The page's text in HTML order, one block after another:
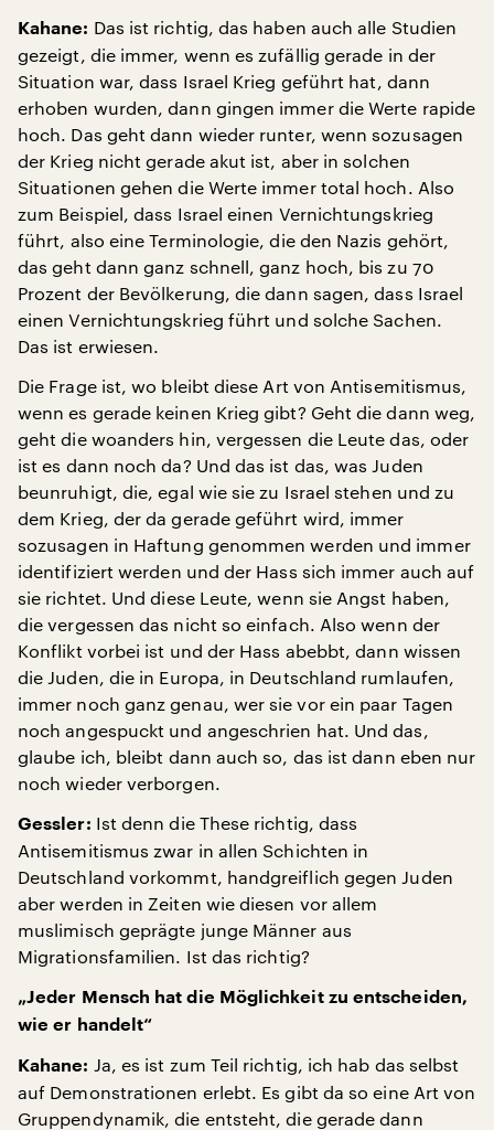
Kahane: Das ist richtig, das haben auch alle Studien
gezeigt, die immer, wenn es zufällig gerade in der
Situation war, dass Israel Krieg geführt hat, dann
erhoben wurden, dann gingen immer die Werte rapide
hoch. Das geht dann wieder runter, wenn sozusagen
der Krieg nicht gerade akut ist, aber in solchen
Situationen gehen die Werte immer total hoch. Also
zum Beispiel, dass Israel einen Vernichtungskrieg
führt, also eine Terminologie, die den Nazis gehört,
das geht dann ganz schnell, ganz hoch, bis zu 70
Prozent der Bevölkerung, die dann sagen, dass Israel
einen Vernichtungskrieg führt und solche Sachen.
Das ist erwiesen.
Die Frage ist, wo bleibt diese Art von Antisemitismus,
wenn es gerade keinen Krieg gibt? Geht die dann weg,
geht die woanders hin, vergessen die Leute das, oder
ist es dann noch da? Und das ist das, was Juden
beunruhigt, die, egal wie sie zu Israel stehen und zu
dem Krieg, der da gerade geführt wird, immer
sozusagen in Haftung genommen werden und immer
identifiziert werden und der Hass sich immer auch auf
sie richtet. Und diese Leute, wenn sie Angst haben,
die vergessen das nicht so einfach. Also wenn der
Konflikt vorbei ist und der Hass abebbt, dann wissen
die Juden, die in Europa, in Deutschland rumlaufen,
immer noch ganz genau, wer sie vor ein paar Tagen
noch angespuckt und angeschrien hat. Und das,
glaube ich, bleibt dann auch so, das ist dann eben nur
noch wieder verborgen.
Gessler: Ist denn die These richtig, dass
Antisemitismus zwar in allen Schichten in
Deutschland vorkommt, handgreiflich gegen Juden
aber werden in Zeiten wie diesen vor allem
muslimisch geprägte junge Männer aus
Migrationsfamilien. Ist das richtig?
„Jeder Mensch hat die Möglichkeit zu entscheiden,
wie er handelt“
Kahane: Ja, es ist zum Teil richtig, ich hab das selbst
auf Demonstrationen erlebt. Es gibt da so eine Art von
Gruppendynamik, die entsteht, die gerade dann